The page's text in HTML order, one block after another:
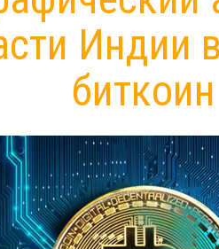
Индии
биткоин